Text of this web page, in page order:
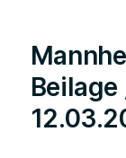
Beilage